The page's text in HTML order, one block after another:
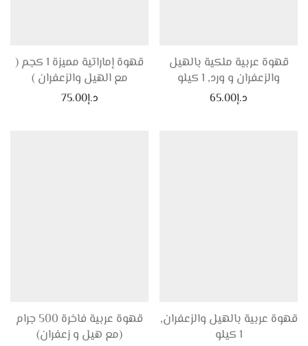
قهوة إماراتية مميزة 1 كجم (
مع الهيل والزعفران )
د.إ75.00
قهوة عربية ملكية بالهيل
والزعفران و ورد, 1 كيلو
د.إ65.00
قهوة عربية فاخرة 500 جرام
(مع هيل و زعفران)
قهوة عربية بالهيل والزعفران,
1 كيلو